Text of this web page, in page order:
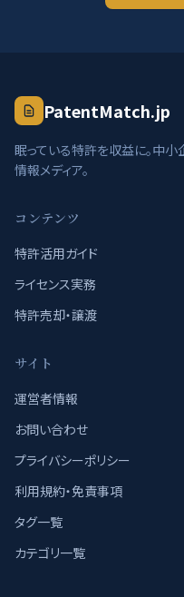
PatentMatch.jp
眠っている特許を収益に。中
情報メディア。
コンテンツ
特許活用ガイド
ライセンス実務
特許売却・譲渡
サイト
運営者情報
お問い合わせ
プライバシーポリシー
利用規約・免責事項
タグ一覧
カテゴリ一覧